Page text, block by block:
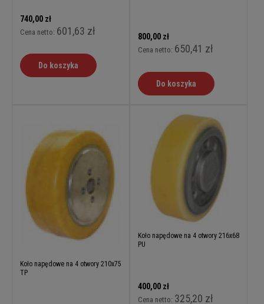
740,00 zł
Cena netto: 601,63 zł
Do koszyka
800,00 zł
Cena netto: 650,41 zł
Do koszyka
Koło napędowe na 4 otwory 210x75
TP
Koło napędowe na 4 otwory 216x68
PU
400,00 zł
Cena netto: 325,20 zł